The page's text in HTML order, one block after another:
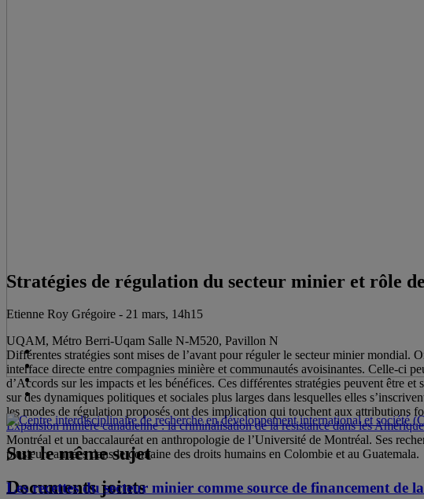
Stratégies de régulation du secteur minier et rôle
Etienne Roy Grégoire - 21 mars, 14h15
UQAM, Métro Berri-Uqam Salle N-M520, Pavillon N
Différentes stratégies sont mises de l’avant pour réguler le secteur minier
interface directe entre compagnies minière et communautés avoisinantes. Celle-ci
d’Accords sur les impacts et les bénéfices. Ces différentes stratégies peuvent être
sur des dynamiques politiques et sociales plus larges dans lesquelles elles
les modes de régulation proposés ont des implication qui touchent aux attributions
Expansion minière canadienne : la criminalisation de la résistance dans les
Montréal et un baccalauréat en anthropologie de l’Université de Montréal. Ses
plusieurs années dans le domaine des droits humains en Colombie et au Guatemala.
Documents joints
Sur le même sujet
Les recettes du secteur minier comme source de financement